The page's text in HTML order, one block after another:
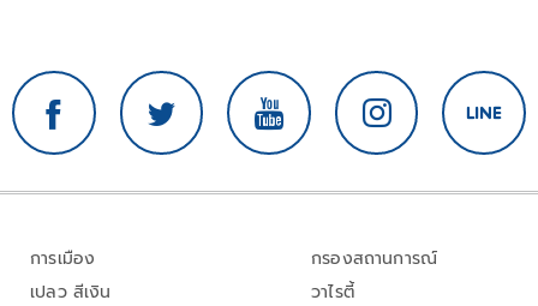
การเมือง
เปลว สีเงิน
กรองสถานการณ์
วาไรตี้